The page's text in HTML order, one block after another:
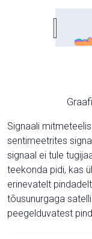
Signaali
sentimeetrites
signaal ei tule
teekonda pidi, kas
erinevatelt
tõusunurgaga
peegelduvatest